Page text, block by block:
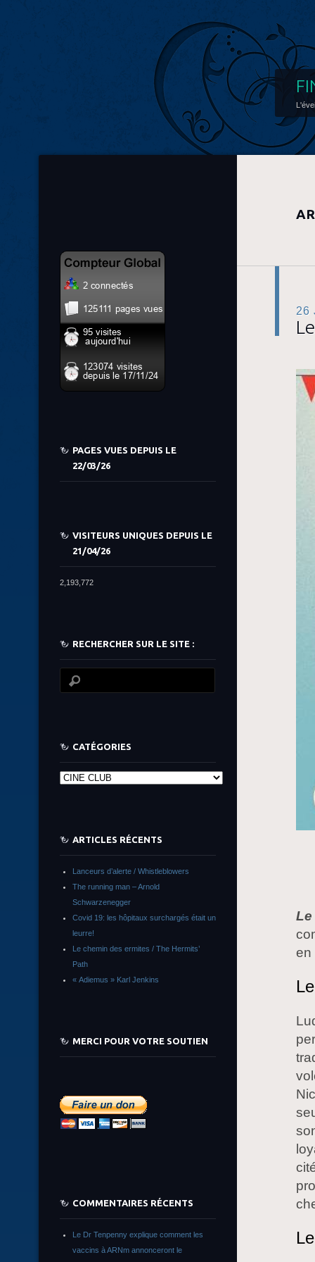
26
Le
en
PAGES VUES DEPUIS LE
22/03/26
VISITEURS UNIQUES DEPUIS LE
21/04/26
2,193,772
RECHERCHER SUR LE SITE :
CATÉGORIES
Catégories
ARTICLES RÉCENTS
Lanceurs d’alerte / Whistleblowers
The running man – Arnold
Schwarzenegger
Covid 19: les hôpitaux surchargés était un
leurre!
Le chemin des ermites / The Hermits’
Path
« Adiemus » Karl Jenkins
MERCI POUR VOTRE SOUTIEN
COMMENTAIRES RÉCENTS
Le Dr Tenpenny explique comment les
vaccins à ARNm annonceront le